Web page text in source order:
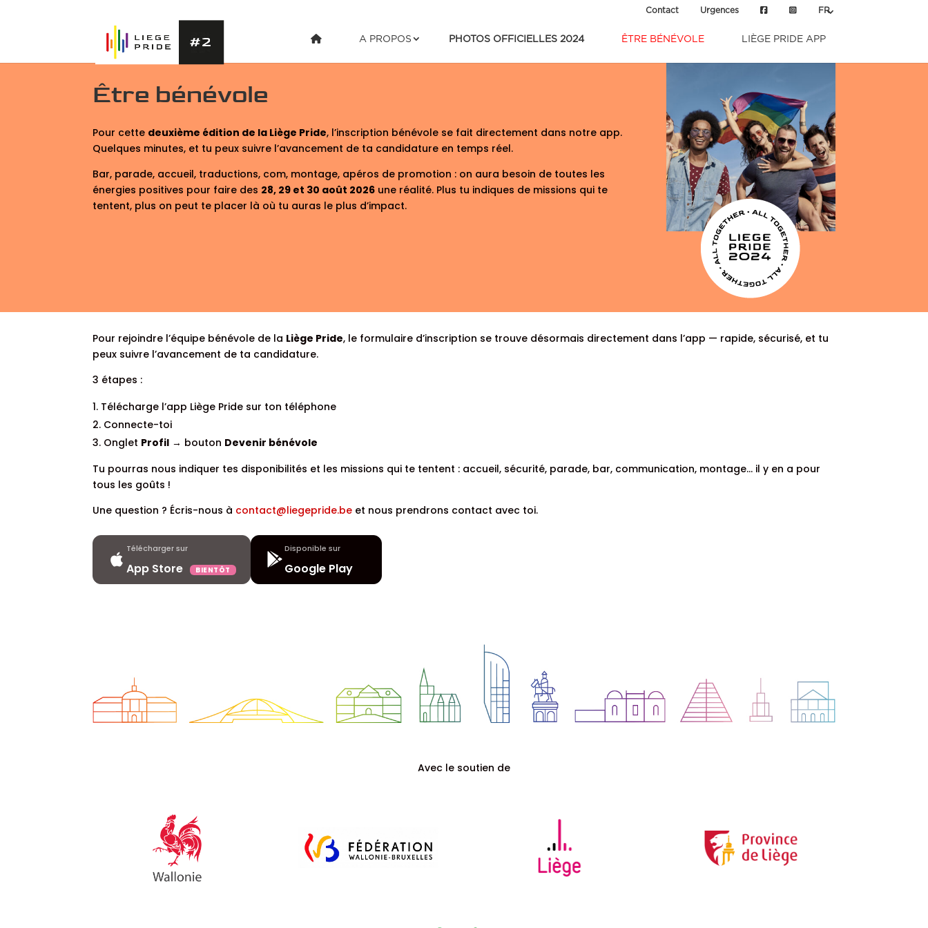
Contact Urgences FR
A PROPOS PHOTOS OFFICIELLES 2024 ÊTRE BÉNÉVOLE LIÈGE PRIDE APP
Être bénévole
Pour cette deuxième édition de la Liège Pride, l’inscription bénévole se fait directement dans notre app.
Quelques minutes, et tu peux suivre l’avancement de ta candidature en temps réel.
Bar, parade, accueil, traductions, com, montage, apéros de promotion : on aura besoin de toutes les
énergies positives pour faire des 28, 29 et 30 août 2026 une réalité. Plus tu indiques de missions qui te
tentent, plus on peut te placer là où tu auras le plus d’impact.
Pour rejoindre l’équipe bénévole de la Liège Pride, le formulaire d’inscription se trouve désormais directement dans l’app — rapide, sécurisé, et tu
peux suivre l’avancement de ta candidature.
3 étapes :
Télécharge l’app Liège Pride sur ton téléphone
Connecte-toi
Onglet Profil → bouton Devenir bénévole
Tu pourras nous indiquer tes disponibilités et les missions qui te tentent : accueil, sécurité, parade, bar, communication, montage… il y en a pour
tous les goûts !
Une question ? Écris-nous à contact@liegepride.be et nous prendrons contact avec toi.
Télécharger sur
App Store BIENTÔT
Disponible sur
Google Play
Avec le soutien de